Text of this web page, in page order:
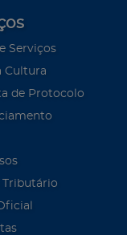
Serviços
Cultura
de Protocolo
Tributário